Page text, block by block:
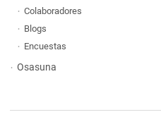
Colaboradores
Blogs
Encuestas
Osasuna